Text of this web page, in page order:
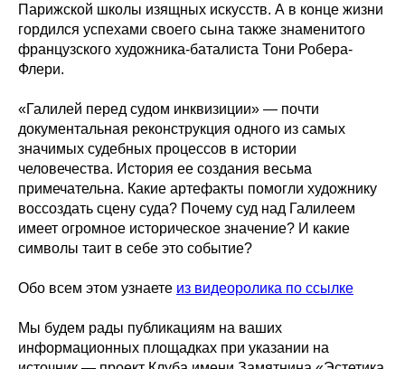
Парижской школы изящных искусств. А в конце жизни
гордился успехами своего сына также знаменитого
французского художника-баталиста Тони Робера-
Флери.
«Галилей перед судом инквизиции» — почти
документальная реконструкция одного из самых
значимых судебных процессов в истории
человечества. История ее создания весьма
примечательна. Какие артефакты помогли художнику
воссоздать сцену суда? Почему суд над Галилеем
имеет огромное историческое значение? И какие
символы таит в себе это событие?
Обо всем этом узнаете из видеоролика по ссылке
Мы будем рады публикациям на ваших
информационных площадках при указании на